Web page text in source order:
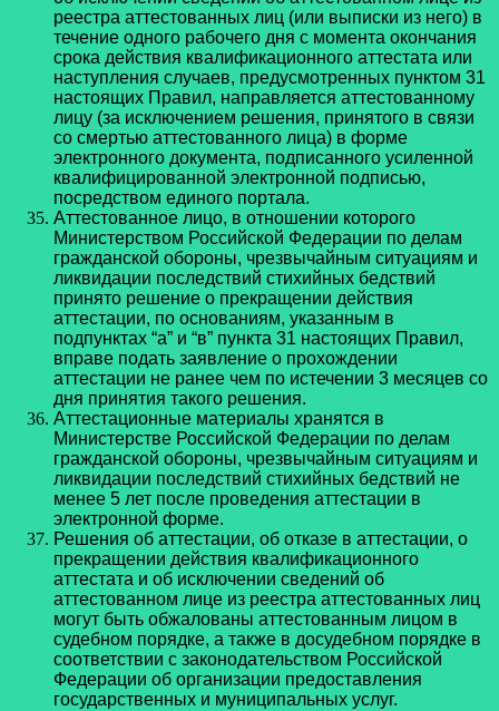
реестра аттестованных лиц (или выписки из него) в
течение одного рабочего дня с момента окончания
срока действия квалификационного аттестата или
наступления случаев, предусмотренных пунктом 31
настоящих Правил, направляется аттестованному
лицу (за исключением решения, принятого в связи
со смертью аттестованного лица) в форме
электронного документа, подписанного усиленной
квалифицированной электронной подписью,
посредством единого портала.
Аттестованное лицо, в отношении которого
Министерством Российской Федерации по делам
гражданской обороны, чрезвычайным ситуациям и
ликвидации последствий стихийных бедствий
принято решение о прекращении действия
аттестации, по основаниям, указанным в
подпунктах “а” и “в” пункта 31 настоящих Правил,
вправе подать заявление о прохождении
аттестации не ранее чем по истечении 3 месяцев со
дня принятия такого решения.
Аттестационные материалы хранятся в
Министерстве Российской Федерации по делам
гражданской обороны, чрезвычайным ситуациям и
ликвидации последствий стихийных бедствий не
менее 5 лет после проведения аттестации в
электронной форме.
Решения об аттестации, об отказе в аттестации, о
прекращении действия квалификационного
аттестата и об исключении сведений об
аттестованном лице из реестра аттестованных лиц
могут быть обжалованы аттестованным лицом в
судебном порядке, а также в досудебном порядке в
соответствии с законодательством Российской
Федерации об организации предоставления
государственных и муниципальных услуг.